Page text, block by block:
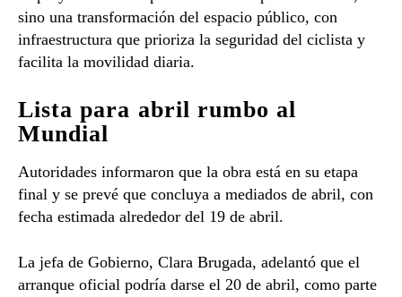
sino una transformación del espacio público, con
infraestructura que prioriza la seguridad del ciclista y
facilita la movilidad diaria.
Lista para abril rumbo al
Mundial
Autoridades informaron que la obra está en su etapa
final y se prevé que concluya a mediados de abril, con
fecha estimada alrededor del 19 de abril.
La jefa de Gobierno, Clara Brugada, adelantó que el
arranque oficial podría darse el 20 de abril, como parte